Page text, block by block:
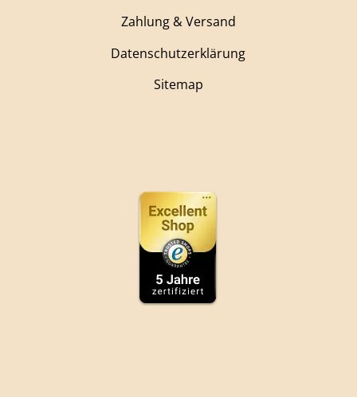
Zahlung & Versand
Datenschutzerklärung
Sitemap